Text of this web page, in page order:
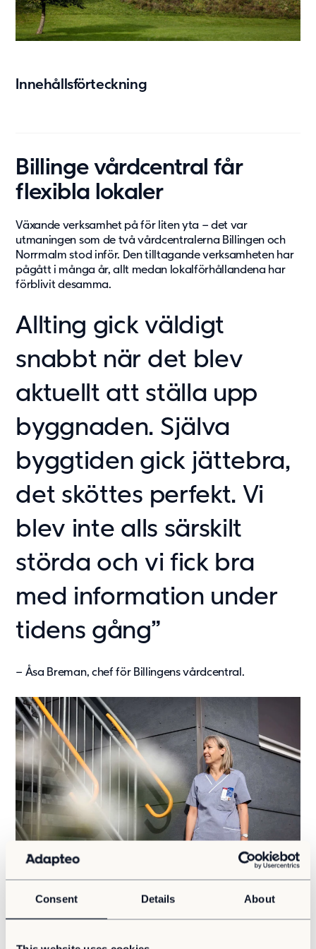
Consent Details About
Vård & hälsa
Säkerhet & försvar
Fördelar med moduler
Aurora Village
Tillval
Hållbarhet
Hållbarhet
Vårt arbete
Om oss
Om Adapteo
Press & Media
Service & Support
Kunskapsbanken
Det senaste från Adapteo
Nyheter
Artiklar, guider & insikter
Innehållsförteckning
Billinge vårdcentral får
flexibla lokaler
Växande verksamhet på för liten yta – det var
utmaningen som de två vårdcentralerna Billingen och
Norrmalm stod inför. Den tilltagande verksamheten har
pågått i många år, allt medan lokalförhållandena har
förblivit desamma.
Allting gick väldigt
snabbt när det blev
aktuellt att ställa upp
byggnaden. Själva
byggtiden gick jättebra,
det sköttes perfekt. Vi
blev inte alls särskilt
störda och vi fick bra
med information under
tidens gång”
– Åsa Breman, chef för Billingens vårdcentral.
Växande verksamhet på för liten yta – det var
Norrmalm stod inför. Den tilltagande verksamheten har